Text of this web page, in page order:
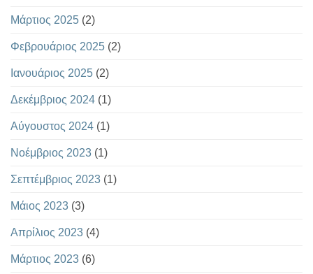
Μάρτιος 2025 (2)
Φεβρουάριος 2025 (2)
Ιανουάριος 2025 (2)
Δεκέμβριος 2024 (1)
Αύγουστος 2024 (1)
Νοέμβριος 2023 (1)
Σεπτέμβριος 2023 (1)
Μάιος 2023 (3)
Απρίλιος 2023 (4)
Μάρτιος 2023 (6)